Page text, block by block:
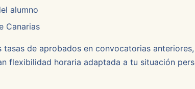
alumno
Canarias
de aprobados en convocatorias
flexibilidad horaria adaptada a tu situación